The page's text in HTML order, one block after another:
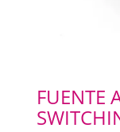
FUENTE